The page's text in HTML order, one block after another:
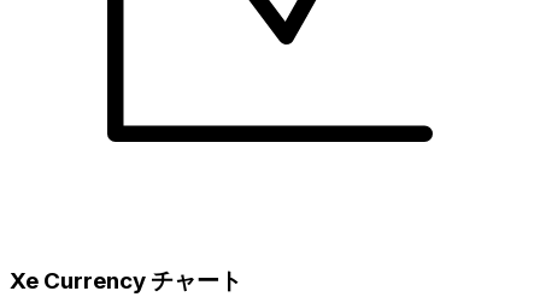
Xe Currency チャート